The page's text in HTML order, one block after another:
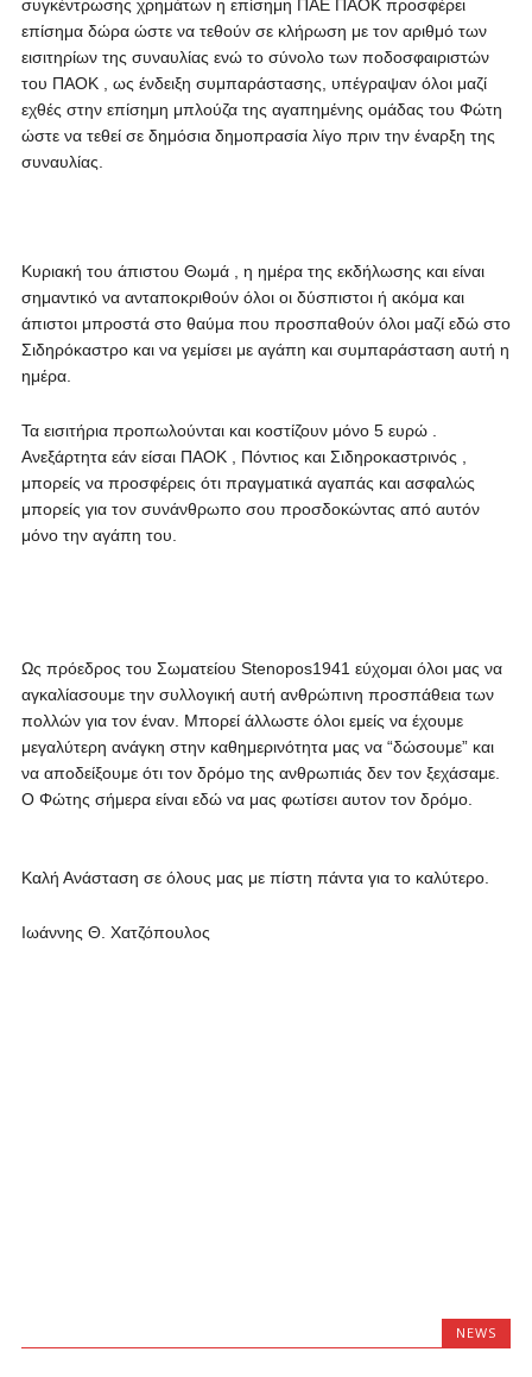
συγκέντρωσης χρημάτων η επίσημη ΠΑΕ ΠΑΟΚ προσφέρει
επίσημα δώρα ώστε να τεθούν σε κλήρωση με τον αριθμό των
εισιτηρίων της συναυλίας ενώ το σύνολο των ποδοσφαιριστών
του ΠΑΟΚ , ως ένδειξη συμπαράστασης, υπέγραψαν όλοι μαζί
εχθές στην επίσημη μπλούζα της αγαπημένης ομάδας του Φώτη
ώστε να τεθεί σε δημόσια δημοπρασία λίγο πριν την έναρξη της
συναυλίας.
Κυριακή του άπιστου Θωμά , η ημέρα της εκδήλωσης και είναι
σημαντικό να ανταποκριθούν όλοι οι δύσπιστοι ή ακόμα και
άπιστοι μπροστά στο θαύμα που προσπαθούν όλοι μαζί εδώ στο
Σιδηρόκαστρο και να γεμίσει με αγάπη και συμπαράσταση αυτή η
ημέρα.
Τα εισιτήρια προπωλούνται και κοστίζουν μόνο 5 ευρώ .
Ανεξάρτητα εάν είσαι ΠΑΟΚ , Πόντιος και Σιδηροκαστρινός ,
μπορείς να προσφέρεις ότι πραγματικά αγαπάς και ασφαλώς
μπορείς για τον συνάνθρωπο σου προσδοκώντας από αυτόν
μόνο την αγάπη του.
Ως πρόεδρος του Σωματείου Stenopos1941 εύχομαι όλοι μας να
αγκαλίασουμε την συλλογική αυτή ανθρώπινη προσπάθεια των
πολλών για τον έναν. Μπορεί άλλωστε όλοι εμείς να έχουμε
μεγαλύτερη ανάγκη στην καθημερινότητα μας να “δώσουμε” και
να αποδείξουμε ότι τον δρόμο της ανθρωπιάς δεν τον ξεχάσαμε.
Ο Φώτης σήμερα είναι εδώ να μας φωτίσει αυτον τον δρόμο.
Καλή Ανάσταση σε όλους μας με πίστη πάντα για το καλύτερο.
Ιωάννης Θ. Χατζόπουλος
NEWS